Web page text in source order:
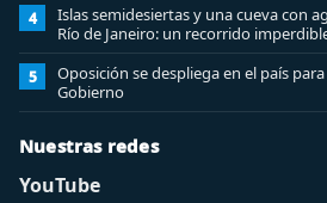
4
Islas semidesiertas y una cueva con
Río de Janeiro: un recorrido
5
Oposición se despliega en el país
Gobierno
Nuestras redes
YouTube